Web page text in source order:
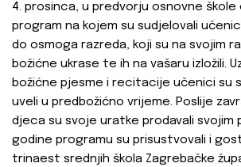
4. prosinca, u predvorju osnovne škole
program na kojem su sudjelovali
do osmoga razreda, koji su na svojim
božićne ukrase te ih na vašaru izložili.
božićne pjesme i recitacije učenici su
uveli u predbožićno vrijeme. Poslije
djeca su svoje uratke prodavali svojim
godine programu su prisustvovali i
trinaest srednjih škola Zagrebačke